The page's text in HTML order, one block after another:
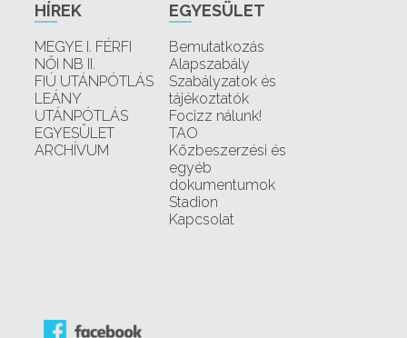
HÍREK
MEGYE I. FÉRFI
NŐI NB II.
FIÚ UTÁNPÓTLÁS
LEÁNY
UTÁNPÓTLÁS
EGYESÜLET
ARCHÍVUM
EGYESÜLET
Bemutatkozás
Alapszabály
Szabályzatok és
tájékoztatók
Focizz nálunk!
TAO
Közbeszerzési és
egyéb
dokumentumok
Stadion
Kapcsolat